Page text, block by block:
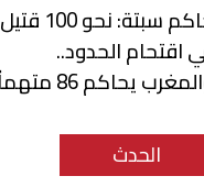
حاكم سبتة: نحو 100 قتيل
اقتحام الحدود..
يحاكم 86 متهماً
الحدث